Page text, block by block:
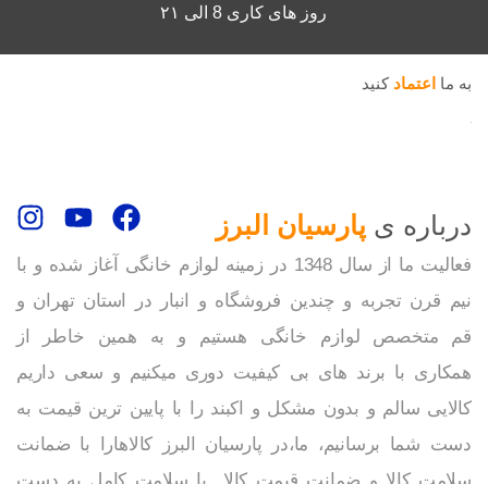
روز های کاری 8 الی ۲۱
درباره ی پارسیان البرز
فعالیت ما از سال 1348 در زمینه لوازم خانگی آغاز شده و با
نیم قرن تجربه و چندین فروشگاه و انبار در استان تهران و
قم متخصص لوازم خانگی هستیم و به همین خاطر از
همکاری با برند های بی کیفیت دوری میکنیم و سعی داریم
کالایی سالم و بدون مشکل و اکبند را با پایین ترین قیمت به
دست شما برسانیم، ما،در پارسیان البرز کالاهارا با ضمانت
به ما اعتماد کنید